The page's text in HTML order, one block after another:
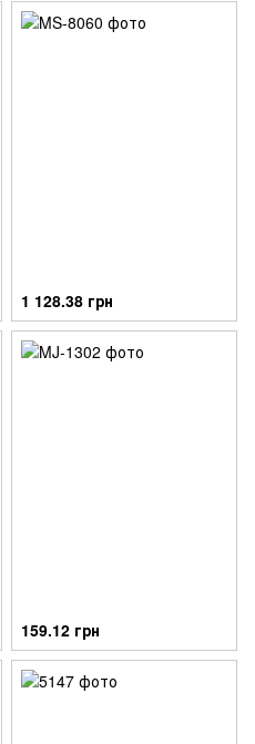
1 128.38 грн
159.12 грн